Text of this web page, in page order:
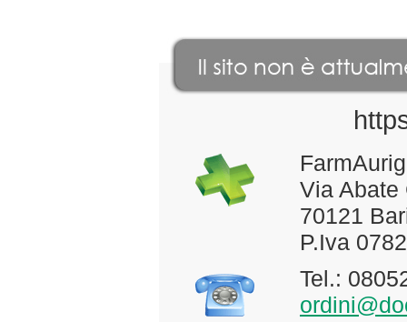
Via Abate
70121
P.Iva
Tel.: